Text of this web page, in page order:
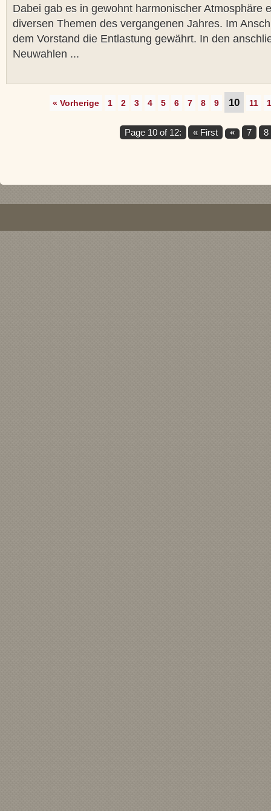
Dabei gab es in gewohnt harmonischer Atmosphäre
diversen Themen des vergangenen Jahres. Im
dem Vorstand die Entlastung gewährt. In den
Neuwahlen ...
« Vorherige 1 2 3 4 5 6 7 8 9 10 11
Page 10 of 12: « First « 7 8